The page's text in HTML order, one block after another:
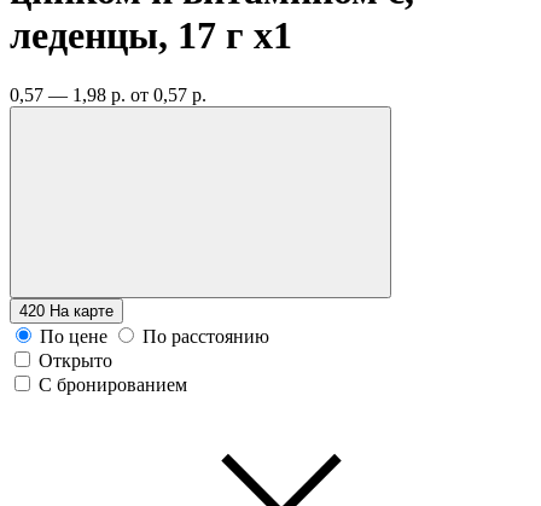
леденцы, 17 г x1
0,57 — 1,98 р. от 0,57 р.
420 На карте
По цене
По расстоянию
Открыто
С бронированием